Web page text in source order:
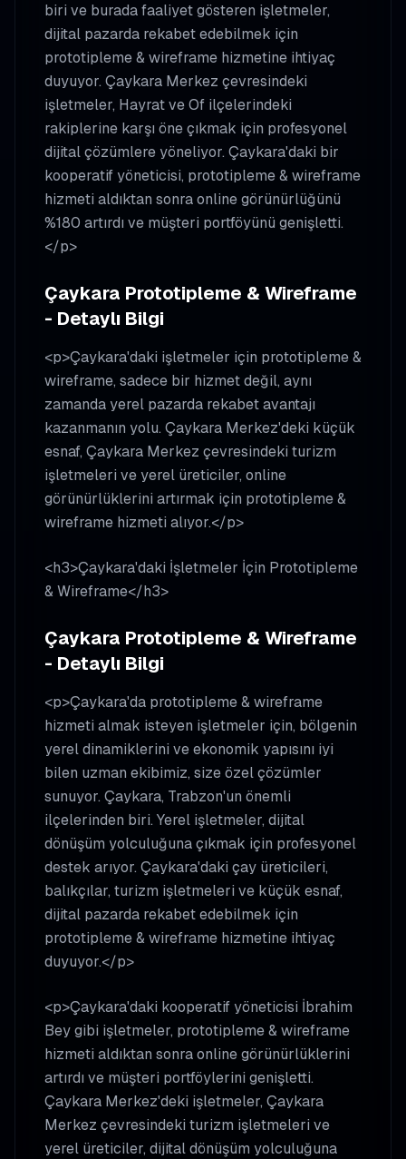
biri ve burada faaliyet gösteren işletmeler,
dijital pazarda rekabet edebilmek için
prototipleme & wireframe hizmetine ihtiyaç
duyuyor. Çaykara Merkez çevresindeki
işletmeler, Hayrat ve Of ilçelerindeki
rakiplerine karşı öne çıkmak için profesyonel
dijital çözümlere yöneliyor. Çaykara'daki bir
kooperatif yöneticisi, prototipleme & wireframe
hizmeti aldıktan sonra online görünürlüğünü
%180 artırdı ve müşteri portföyünü genişletti.
</p>
Çaykara Prototipleme & Wireframe
- Detaylı Bilgi
<p>Çaykara'daki işletmeler için prototipleme &
wireframe, sadece bir hizmet değil, aynı
zamanda yerel pazarda rekabet avantajı
kazanmanın yolu. Çaykara Merkez'deki küçük
esnaf, Çaykara Merkez çevresindeki turizm
işletmeleri ve yerel üreticiler, online
görünürlüklerini artırmak için prototipleme &
wireframe hizmeti alıyor.</p>
<h3>Çaykara'daki İşletmeler İçin Prototipleme
& Wireframe</h3>
Çaykara Prototipleme & Wireframe
- Detaylı Bilgi
<p>Çaykara'da prototipleme & wireframe
hizmeti almak isteyen işletmeler için, bölgenin
yerel dinamiklerini ve ekonomik yapısını iyi
bilen uzman ekibimiz, size özel çözümler
sunuyor. Çaykara, Trabzon'un önemli
ilçelerinden biri. Yerel işletmeler, dijital
dönüşüm yolculuğuna çıkmak için profesyonel
destek arıyor. Çaykara'daki çay üreticileri,
balıkçılar, turizm işletmeleri ve küçük esnaf,
dijital pazarda rekabet edebilmek için
prototipleme & wireframe hizmetine ihtiyaç
duyuyor.</p>
<p>Çaykara'daki kooperatif yöneticisi İbrahim
Bey gibi işletmeler, prototipleme & wireframe
hizmeti aldıktan sonra online görünürlüklerini
artırdı ve müşteri portföylerini genişletti.
Çaykara Merkez'deki işletmeler, Çaykara
Merkez çevresindeki turizm işletmeleri ve
yerel üreticiler, dijital dönüşüm yolculuğuna